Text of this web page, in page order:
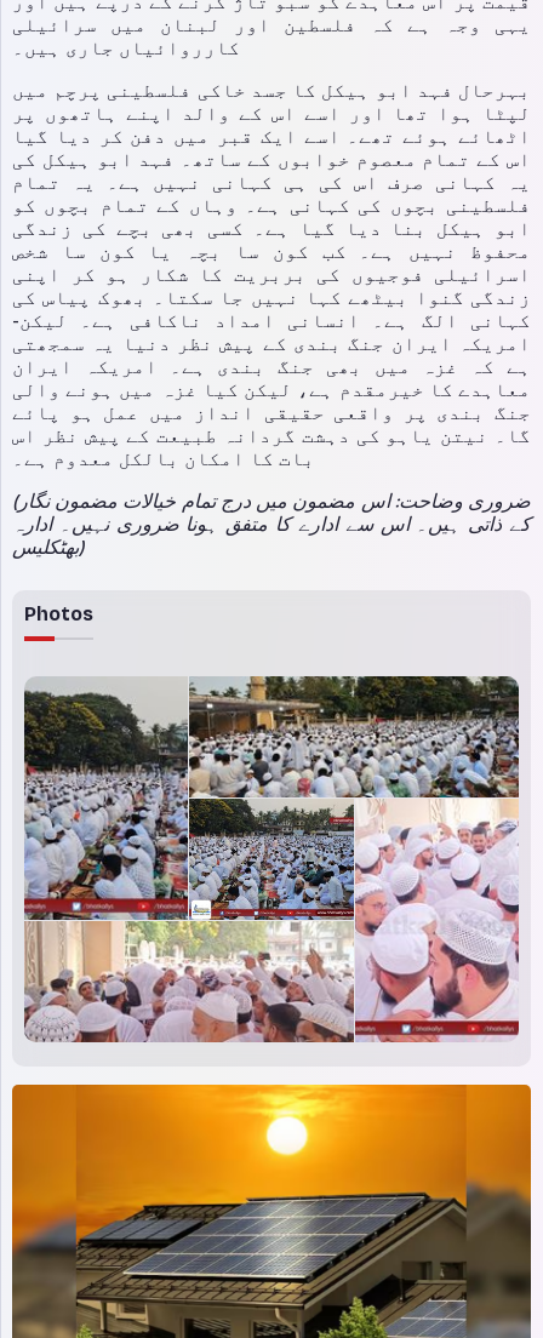
یہی وجہ ہے کہ فلسطین اور لبنان میں سرائیلی
کارروائیاں جاری ہیں۔
بہرحال فہد ابو ہیکل کا جسد خاکی فلسطینی پرچم میں
لپٹا ہوا تھا اور اسے اس کے والد اپنے ہاتھوں پر
اٹھائے ہوئے تھے۔ اسے ایک قبر میں دفن کر دیا گیا
اس کے تمام معصوم خوابوں کے ساتھ۔ فہد ابو ہیکل کی
یہ کہانی صرف اس کی ہی کہانی نہیں ہے۔ یہ تمام
فلسطینی بچوں کی کہانی ہے۔ وہاں کے تمام بچوں کو
ابو ہیکل بنا دیا گیا ہے۔ کسی بھی بچے کی زندگی
محفوظ نہیں ہے۔ کب کون سا بچہ یا کون سا شخص
اسرائیلی فوجیوں کی بربریت کا شکار ہو کر اپنی
زندگی گنوا بیٹھے کہا نہیں جا سکتا۔ بھوک پیاس کی
کہانی الگ ہے۔ انسانی امداد ناکافی ہے۔ لیکن-
امریکہ ایران جنگ بندی کے پیش نظر دنیا یہ سمجھتی
ہے کہ غزہ میں بھی جنگ بندی ہے۔ امریکہ ایران
معاہدے کا خیرمقدم ہے، لیکن کیا غزہ میں ہونے والی
جنگ بندی پر واقعی حقیقی انداز میں عمل ہو پائے
گا۔ نیتن یاہو کی دہشت گردانہ طبیعت کے پیش نظر اس
بات کا امکان بالکل معدوم ہے۔
(ضروری وضاحت: اس مضمون میں درج تمام خیالات مضمون نگار
کے ذاتی ہیں۔ اس سے ادارے کا متفق ہونا ضروری نہیں۔ ادارہ
بھٹکلیس)
Photos